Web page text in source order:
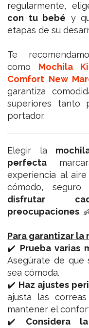
regularmente,
con tu bebé y
etapas de su
Te
como Mochila
Comfort New
garantiza
superiores tanto
portador.
Elegir la
perfecta
experiencia al
cómodo,
disfrutar
preocupaciones.
Para garantizar la
✔️ Prueba varias
Asegúrate de
sea cómoda.
✔️ Haz ajustes
ajusta las
mantener el
✔️ Considera